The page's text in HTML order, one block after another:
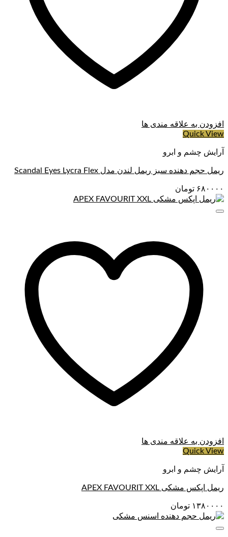
افزودن به علاقه مندی ها
Quick View
آرایش چشم و ابرو
ریمل حجم دهنده سبز ریمل لندن مدل Scandal Eyes Lycra Flex
۶۸۰۰۰۰ تومان
افزودن به علاقه مندی ها
Quick View
آرایش چشم و ابرو
ریمل اپکس مشکی APEX FAVOURIT XXL
۱۳۸۰۰۰۰ تومان